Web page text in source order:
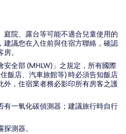
庭院、露台等可能不適合兒童使用的
建議您在入住前與住宿方聯絡，確認
。
安全部 (MHLW)」之規定，所有國際
飯店、汽車旅館等) 時必須告知飯店
外，住宿業者務必影印所有房客之護
有一氧化碳偵測器；建議旅行時自行
測器。